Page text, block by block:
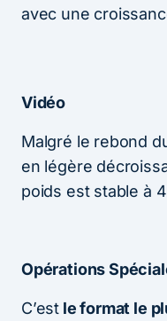
avec une
Vidéo
Malgré le rebond
en légère
poids est stable à
Opérations
C’est le format le